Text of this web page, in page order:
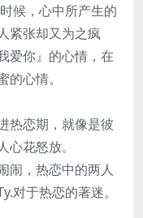
候，心中所产生的
紧张却又为之疯
爱你』的心情，在
心情。
热恋期，就像是彼
花怒放。
闹，热恋中的两人
对于热恋的著迷。